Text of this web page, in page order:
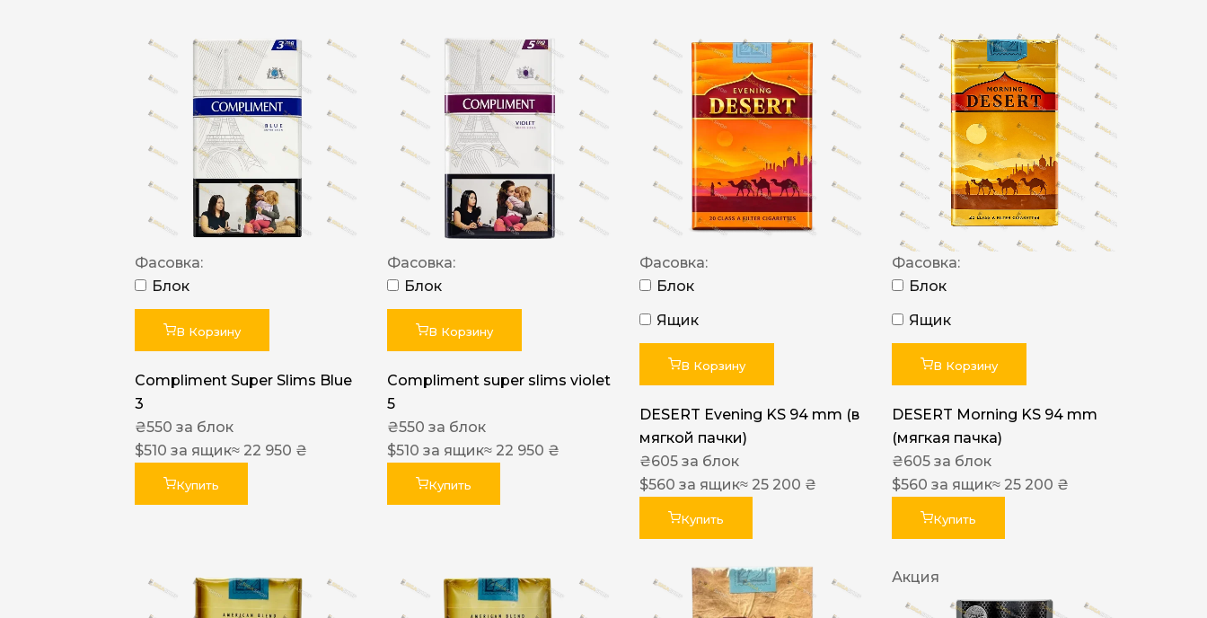
Фасовка:
Блок
В Корзину
Compliment Super Slims Blue
3
₴550 за блок
$510 за ящик≈ 22 950 ₴
Купить
Фасовка:
Блок
В Корзину
Compliment super slims violet
5
₴550 за блок
$510 за ящик≈ 22 950 ₴
Купить
Фасовка:
Блок
Ящик
В Корзину
DESERT Evening KS 94 mm (в
мягкой пачки)
₴605 за блок
$560 за ящик≈ 25 200 ₴
Купить
Фасовка:
Блок
Ящик
В Корзину
DESERT Morning KS 94 mm
(мягкая пачка)
₴605 за блок
$560 за ящик≈ 25 200 ₴
Купить
Акция